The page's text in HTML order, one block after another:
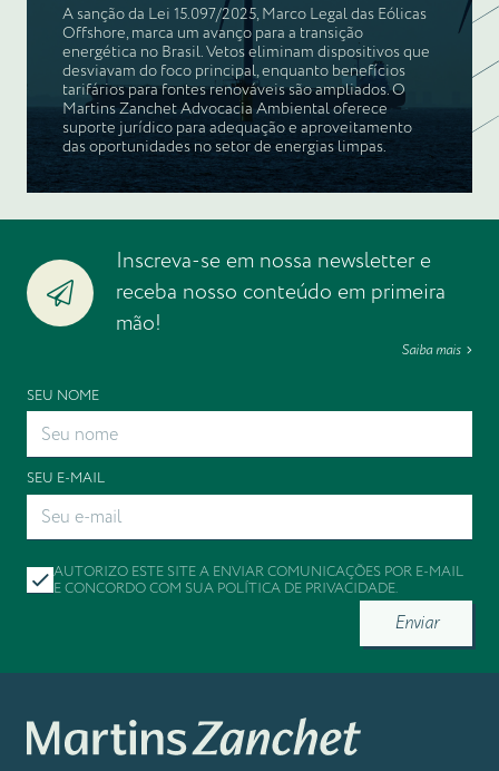
A sanção da Lei 15.097/2025, Marco Legal das Eólicas
Offshore, marca um avanço para a transição
energética no Brasil. Vetos eliminam dispositivos que
desviavam do foco principal, enquanto benefícios
tarifários para fontes renováveis são ampliados. O
Martins Zanchet Advocacia Ambiental oferece
suporte jurídico para adequação e aproveitamento
das oportunidades no setor de energias limpas.
Inscreva-se em nossa newsletter e
receba nosso conteúdo em primeira
mão!
Saiba mais
SEU NOME
SEU E-MAIL
AUTORIZO ESTE SITE A ENVIAR COMUNICAÇÕES POR E-MAIL
E CONCORDO COM SUA POLÍTICA DE PRIVACIDADE.
Enviar